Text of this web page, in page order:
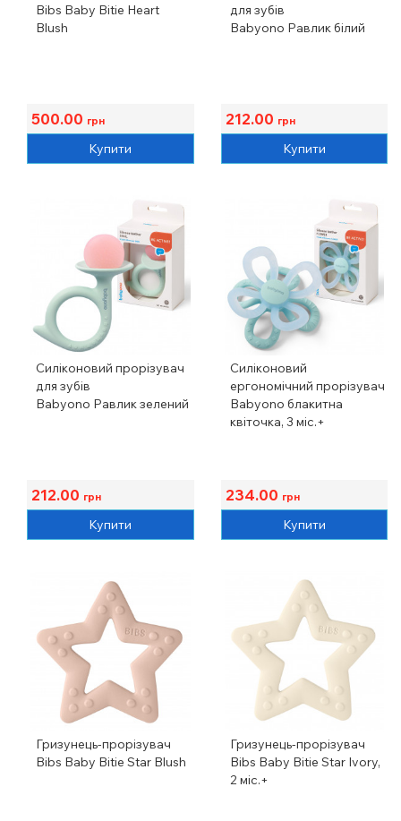
Bibs Baby Bitie Heart
Blush
500.00 грн
Купити
для зубів
Babyono Равлик білий
212.00 грн
Купити
Силіконовий прорізувач
для зубів
Babyono Равлик зелений
212.00 грн
Купити
Силіконовий
ергономічний прорізувач
Babyono блакитна
квіточка, 3 міс.+
234.00 грн
Купити
Гризунець-прорізувач
Bibs Baby Bitie Star Blush
Гризунець-прорізувач
Bibs Baby Bitie Star Ivory,
2 міс.+